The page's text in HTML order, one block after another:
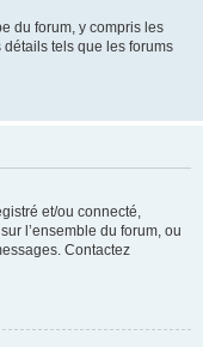
du forum, y compris les
tels que les forums
et/ou connecté,
l’ensemble du forum, ou
Contactez